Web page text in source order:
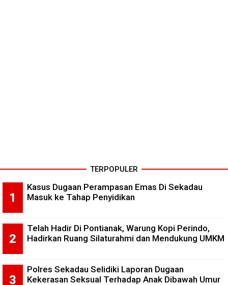
TERPOPULER
Kasus Dugaan Perampasan Emas Di Sekadau
Masuk ke Tahap Penyidikan
Telah Hadir Di Pontianak, Warung Kopi Perindo,
Hadirkan Ruang Silaturahmi dan Mendukung UMKM
Polres Sekadau Selidiki Laporan Dugaan
Kekerasan Seksual Terhadap Anak Dibawah Umur